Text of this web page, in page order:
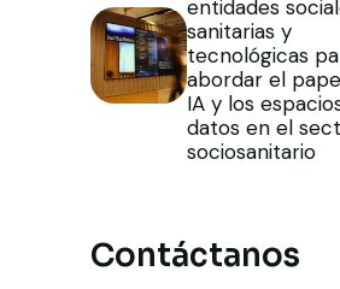
entidades
sanitarias y
tecnológicas
abordar el
IA y los
datos en el
sociosanitario
Contáctanos